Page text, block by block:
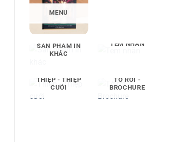
MENU
SẢN PHẨM IN
KHÁC
TEM NHÃN
THIỆP - THIỆP
CƯỚI
TỜ RƠI -
BROCHURE